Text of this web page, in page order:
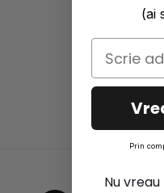
(ai
Prin
Nu